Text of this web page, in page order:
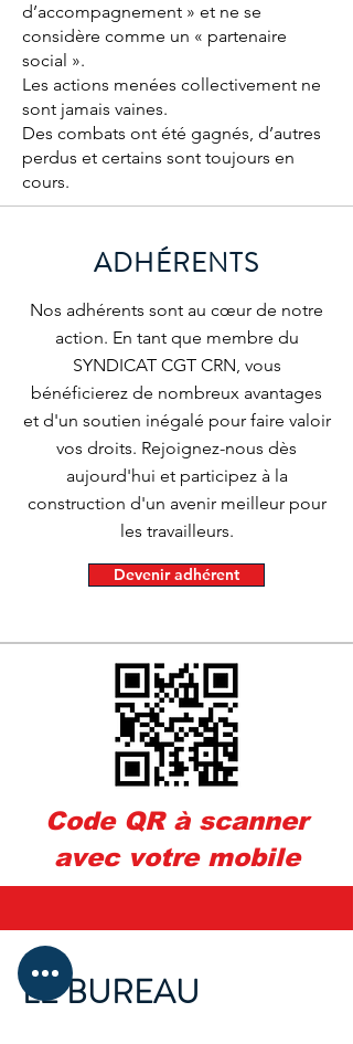
d’accompagnement » et ne se
considère comme un « partenaire
social ».
Les actions menées collectivement ne
sont jamais vaines.
Des combats ont été gagnés, d’autres
perdus et certains sont toujours en
cours.
ADHÉRENTS
Nos adhérents sont au cœur de notre
action. En tant que membre du
SYNDICAT CGT CRN, vous
bénéficierez de nombreux avantages
et d'un soutien inégalé pour faire valoir
vos droits. Rejoignez-nous dès
aujourd'hui et participez à la
construction d'un avenir meilleur pour
les travailleurs.
Devenir adhérent
Code QR à scanner
avec votre mobile
LE BUREAU